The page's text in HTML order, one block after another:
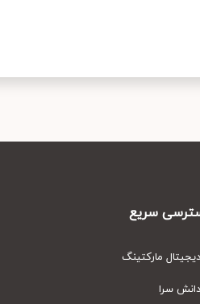
سریع
مارکتینگ
سرا